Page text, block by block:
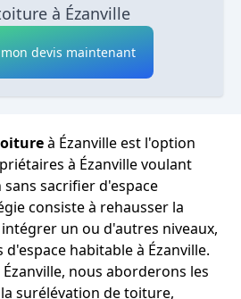
à Ézanville
mon devis maintenant
à Ézanville est l'option
à Ézanville voulant
sacrifier d'espace
consiste à rehausser la
un ou d'autres niveaux,
habitable à Ézanville.
nous aborderons les
surélévation de toiture,